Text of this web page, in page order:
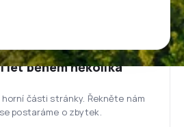
let během několika
části stránky. Řekněte nám
postaráme o zbytek.